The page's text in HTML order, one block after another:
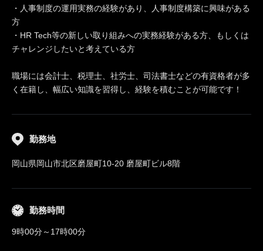
・人事制度の運用実務の経験があり、人事制度構築に興味がある
方
・HR Tech等の新しい取り組みへの実務経験がある方、もしくは
チャレンジしたいと考えている方
職場には会計士、税理士、社労士、司法書士などの有資格者が多
く在籍し、幅広い知識を習得し、経験を積むことが可能です！
勤務地
岡山県岡山市北区磨屋町10-20 磨屋町ビル8階
勤務時間
9時00分～17時00分